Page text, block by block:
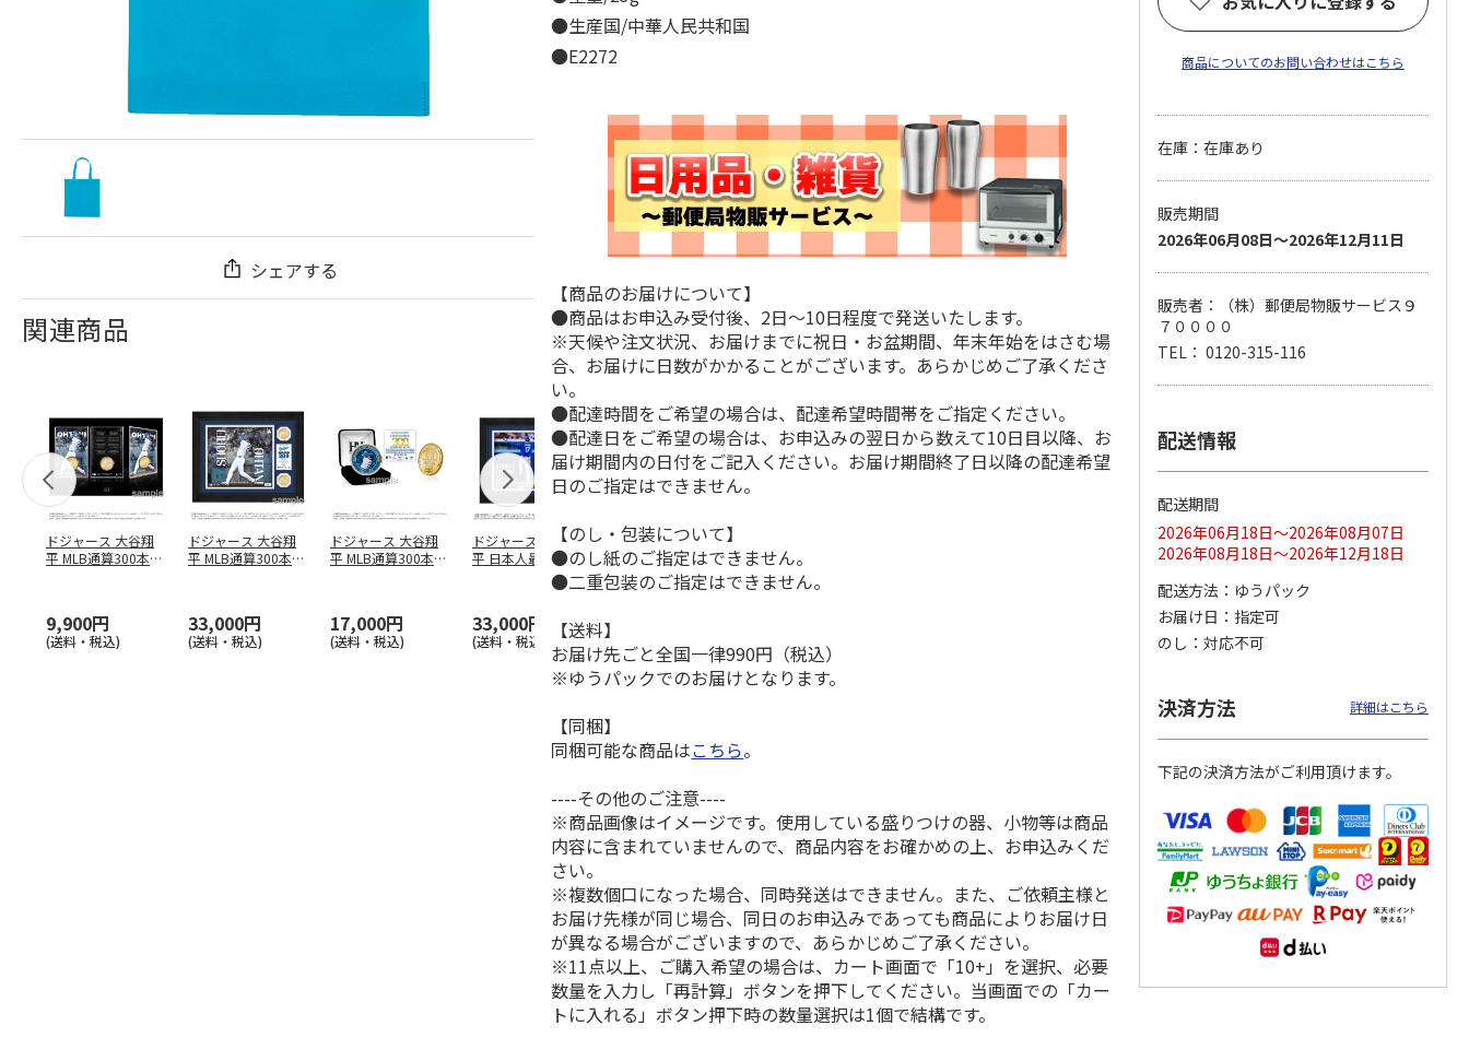
シェアする
関連商品
ドジャース 大谷翔
平 MLB通算300本塁
9,900円
(送料・税込)
ドジャース 大谷翔
平 MLB通算300本塁
33,000円
(送料・税込)
ドジャース 大谷翔
平 MLB通算300本塁
17,000円
(送料・税込)
ドジャース 大谷翔
平 日本人最多53試
合連続出塁記念 ダ
33,000円
(送料・税込)
MLB ドジャース 大
谷翔平 2026 NL 3・
4月投手…
平 日本人最多53試
合連続出塁記念 コ
イ…
ドジャース 大谷翔
平 日本人最多53試
ル…
17,000円
(送料・税込)
MLB ドジャース 大
谷翔平 2026 NL 3・
●生産国/中華人民共和国
●E2272
【商品のお届けについて】
●商品はお申込み受付後、2日～10日程度で発送いたします。
※天候や注文状況、お届けまでに祝日・お盆期間、年末年始をはさむ場
合、お届けに日数がかかることがございます。あらかじめご了承くださ
い。
●配達時間をご希望の場合は、配達希望時間帯をご指定ください。
●配達日をご希望の場合は、お申込みの翌日から数えて10日目以降、お
届け期間内の日付をご記入ください。お届け期間終了日以降の配達希望
日のご指定はできません。
【のし・包装について】
●のし紙のご指定はできません。
●二重包装のご指定はできません。
【送料】
お届け先ごと全国一律990円（税込）
※ゆうパックでのお届けとなります。
【同梱】
同梱可能な商品はこちら。
----その他のご注意----
※商品画像はイメージです。使用している盛りつけの器、小物等は商品
内容に含まれていませんので、商品内容をお確かめの上、お申込みくだ
さい。
※複数個口になった場合、同時発送はできません。また、ご依頼主様と
お届け先様が同じ場合、同日のお申込みであっても商品によりお届け日
が異なる場合がございますので、あらかじめご了承ください。
※11点以上、ご購入希望の場合は、カート画面で「10+」を選択、必要
数量を入力し「再計算」ボタンを押下してください。当画面での「カー
トに入れる」ボタン押下時の数量選択は1個で結構です。
商品についてのお問い合わせはこちら
在庫：在庫あり
販売期間
2026年06月08日～2026年12月11日
販売者：（株）郵便局物販サービス９
７００００
TEL： 0120-315-116
配送情報
配送期間
2026年06月18日～2026年08月07日
2026年08月18日～2026年12月18日
配送方法
ゆうパック
お届け日
指定可
のし
対応不可
決済方法 詳細はこちら
下記の決済方法がご利用頂けます。